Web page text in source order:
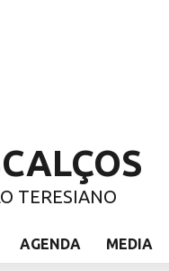
TERESIANO
AGENDA MEDIA